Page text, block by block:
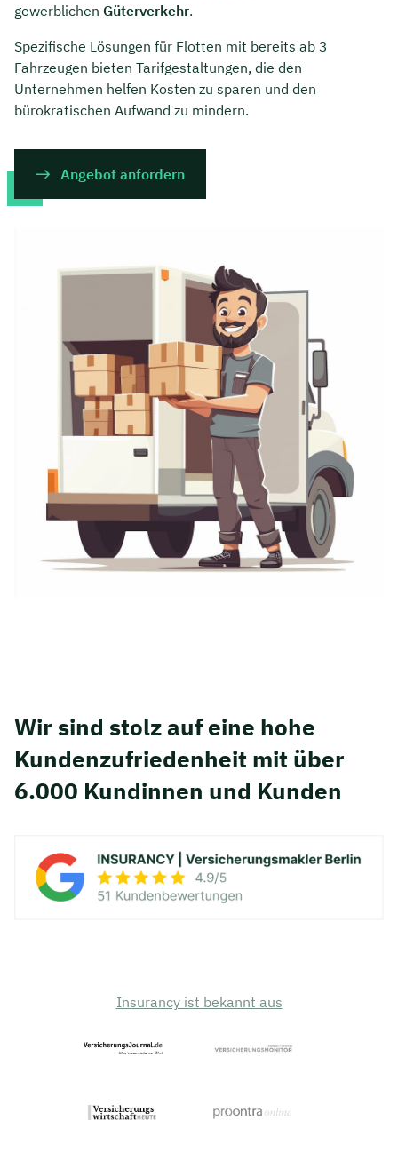
gewerblichen Güterverkehr.
Spezifische Lösungen für Flotten mit bereits ab 3
Fahrzeugen bieten Tarifgestaltungen, die den
Unternehmen helfen Kosten zu sparen und den
bürokratischen Aufwand zu mindern.
Angebot anfordern
Wir sind stolz auf eine hohe
Kunden­zufriedenheit mit über
6.000 Kundinnen und Kunden
Insurancy ist bekannt aus